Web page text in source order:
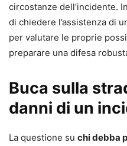
circostanze dell’incidente.
di chiedere l’assistenza di
per valutare le proprie
preparare una difesa
Buca sulla
danni di un
La questione su chi debba